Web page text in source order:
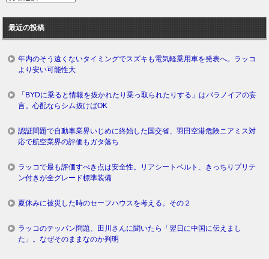
ロ
グ
最近の投稿
年内のそう遠くないタイミングでスズキも電気軽乗用車を発表へ。ラッコ
より安い可能性大
「BYDに乗ると情報を抜かれたり乗っ取られたりする」はパラノイアの妄
言。心配ならシム抜けばOK
認証問題で自動車業界いじめに終始した国交省、羽田空港危険ニアミス対
応で航空業界の評価もガタ落ち
ラッコで最も評価すべき点は安全性。リアシートベルト、きっちりプリテ
ン付きが全グレード標準装備
夏休みに被災した時のセーフハウスを考える。その２
ラッコのテッパン問題、田川さんに聞いたら「翌日に中国に伝えまし
た」。なぜそのままなのか判明